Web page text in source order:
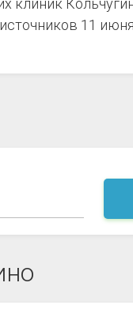
клиник
11 июня